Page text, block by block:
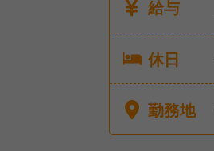
給与
休日
勤務地